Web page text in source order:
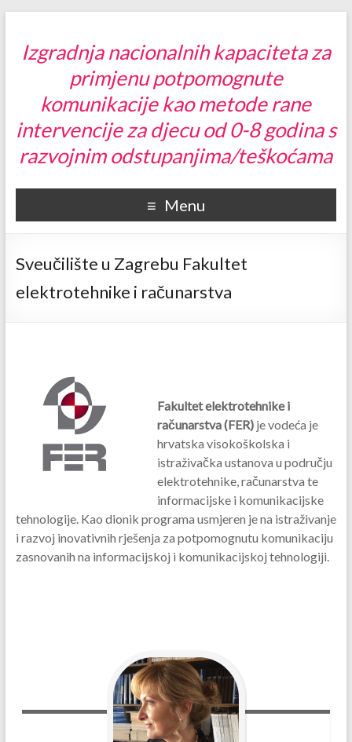
Izgradnja nacionalnih kapaciteta za
primjenu potpomognute
komunikacije kao metode rane
intervencije za djecu od 0-8 godina s
razvojnim odstupanjima/teškoćama
Menu
Sveučilište u Zagrebu Fakultet
elektrotehnike i računarstva
Fakultet elektrotehnike i
računarstva (FER)je vodeća je
hrvatska visokoškolska i
istraživačka ustanova u području
elektrotehnike, računarstva te
informacijske i komunikacijske
tehnologije. Kao dionik programa usmjeren je na istraživanje
i razvoj inovativnih rješenja za potpomognutu komunikaciju
zasnovanih na informacijskoj i komunikacijskoj tehnologiji.